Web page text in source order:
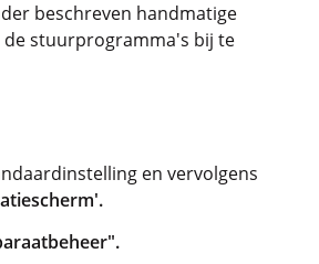
beschreven handmatige
stuurprogramma's bij te
en vervolgens